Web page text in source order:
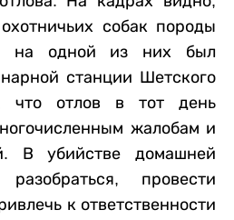
собак породы
на одной из них был
станции Шетского
что отлов в тот день
жалобам и
В убийстве домашней
провести
к ответственности